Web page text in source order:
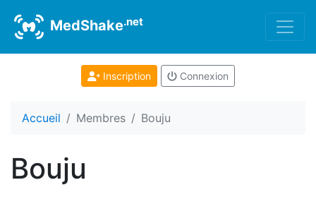
MedShake.net
Inscription Connexion
Accueil Membres Bouju
Bouju